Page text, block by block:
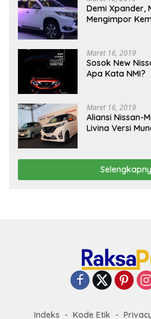
Demi Xpander,
Mengimpor
Maret 16, 2019
Sosok New
Apa Kata NMI?
Maret 16, 2019
Aliansi Nissan-
Livina Versi
Indeks Kode Etik